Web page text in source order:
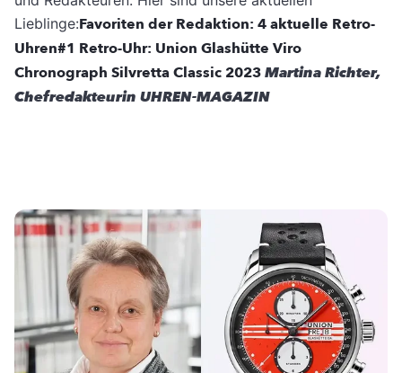
Lieblinge:Favoriten der Redaktion: 4 aktuelle Retro-
Uhren#1 Retro-Uhr: Union Glashütte Viro
Chronograph Silvretta Classic 2023Martina Richter,
Chefredakteurin UHREN-MAGAZIN